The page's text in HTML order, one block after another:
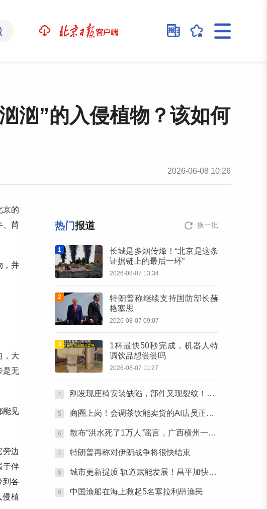
汹”的入侵植物？该如何
2026-06-08 10:26
京的
、苘
，并
，大
是无
能见
旁边
于伴
到各
侵植
热门报道 换一批
1
长城是多烟传烽！“北京是这条
证据链上的最后一环”
2026-08-07 13:34
2
特朗普称继续支持国防部长赫
格塞思
2026-08-07 09:07
3
1杯最快50秒完成，机器人特
调饮品想尝尝吗
2026-08-07 11:27
4 刚发现座椅安装缺陷，部件又现裂纹！美联邦航空局下令：排查
5 商圈上岗！会调茶饮能卖货的AI店员正在进化
6 散布“洪水死了1万人”谣言，广西横州一男子被拘
7 特朗普再称对伊朗战争将很快结束
8 城市更新提质 轨道赋能发展！昌平加快构建区域协调发展新格局
9 中国渔船在海上救起5名塞拉利昂渔民